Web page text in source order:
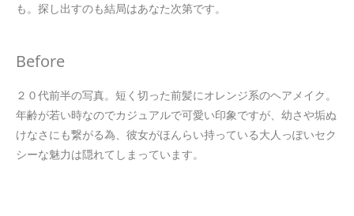
も。探し出すのも結局はあなた次第です。
Before
２０代前半の写真。短く切った前髪にオレンジ系のヘアメイク。
年齢が若い時なのでカジュアルで可愛い印象ですが、幼さや垢ぬ
けなさにも繋がる為、彼女がほんらい持っている大人っぽいセク
シーな魅力は隠れてしまっています。